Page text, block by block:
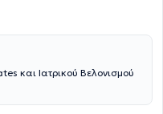
και Ιατρικού Βελονισμού